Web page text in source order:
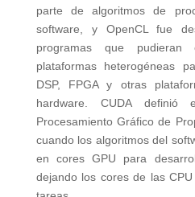
parte de algoritmos de
software, y OpenCL fue
programas que
plataformas heterogéneas
DSP, FPGA y otras
hardware. CUDA
Procesamiento Gráfico de
cuando los algoritmos del
en cores GPU para
dejando los cores de las